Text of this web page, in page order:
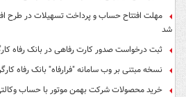
شد
ثبت درخواست صدور کارت رفاهی در بانک رفاه
نسخه مبتنی بر وب سامانه "فرارفاه" بانک رفاه
خرید محصولات شرکت بهمن موتور با حساب